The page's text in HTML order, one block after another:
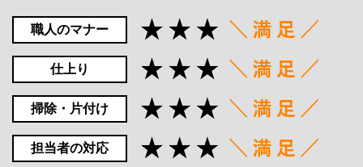
職人のマナー
仕上り
掃除・片付け
担当者の対応